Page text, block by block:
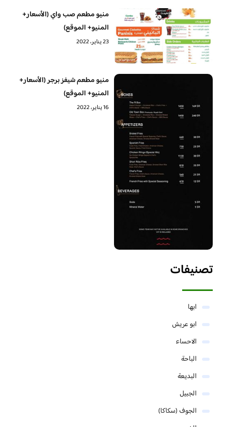
منيو مطعم صب واي (الأسعار+
المنيو+ الموقع)
23 يناير، 2022
منيو مطعم شيفز برجر (الأسعار+
المنيو+ الموقع)
16 يناير، 2022
تصنيفات
ابها
ابو عريش
الاحساء
الباحة
البديعة
الجبيل
الجوف (سكاكا)